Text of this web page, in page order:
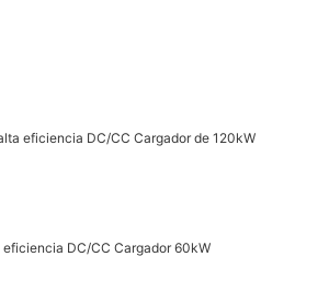
eficiencia DC/CC Cargador de 120kW
DC/CC Cargador 60kW